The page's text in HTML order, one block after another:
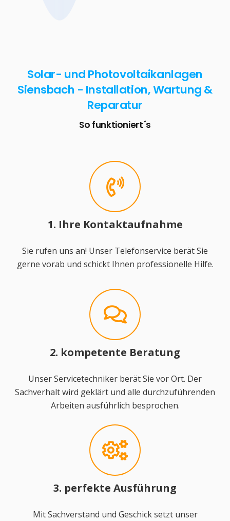
Solar- und Photovoltaikanlagen
Siensbach - Installation, Wartung &
Reparatur
So funktioniert´s
1. Ihre Kontaktaufnahme
Sie rufen uns an! Unser Telefonservice berät Sie
gerne vorab und schickt Ihnen professionelle Hilfe.
2. kompetente Beratung
Unser Servicetechniker berät Sie vor Ort. Der
Sachverhalt wird geklärt und alle durchzuführenden
Arbeiten ausführlich besprochen.
3. perfekte Ausführung
Mit Sachverstand und Geschick setzt unser